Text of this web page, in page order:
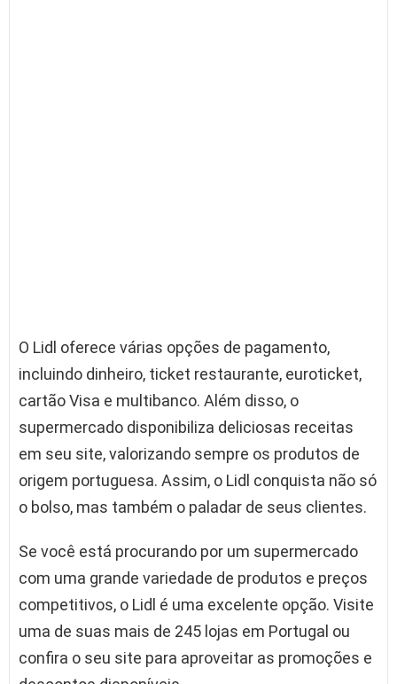
O Lidl oferece várias opções de pagamento,
incluindo dinheiro, ticket restaurante, euroticket,
cartão Visa e multibanco. Além disso, o
supermercado disponibiliza deliciosas receitas
em seu site, valorizando sempre os produtos de
origem portuguesa. Assim, o Lidl conquista não só
o bolso, mas também o paladar de seus clientes.
Se você está procurando por um supermercado
com uma grande variedade de produtos e preços
competitivos, o Lidl é uma excelente opção. Visite
uma de suas mais de 245 lojas em Portugal ou
confira o seu site para aproveitar as promoções e